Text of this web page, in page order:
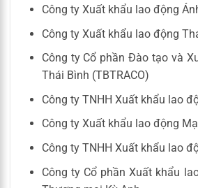
Công ty Xuất khẩu lao động
Công ty Xuất khẩu lao động
Công ty Cổ phần Đào tạo và
Thái Bình (TBTRACO)
Công ty TNHH Xuất khẩu lao
Công ty Xuất khẩu lao động
Công ty TNHH Xuất khẩu lao
Công ty Cổ phần Xuất khẩu